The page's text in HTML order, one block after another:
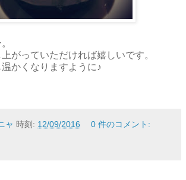
がっていただければ嬉しいです。
かくなりますように♪
ャ 時刻: 12/09/2016 0 件のコメント: